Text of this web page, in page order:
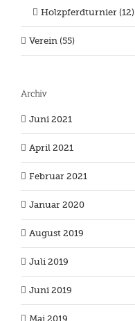
Holzpferdturnier (12)
Verein (55)
Archiv
Juni 2021
April 2021
Februar 2021
Januar 2020
August 2019
Juli 2019
Juni 2019
Mai 2019